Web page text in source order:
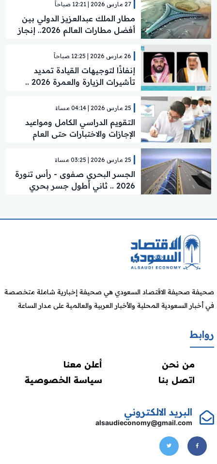
27 مارس 2026 | 12:21 صباحاً
مطار الملك عبدالعزيز الدولي بين
أفضل مطارات العالم 2026.. إنجاز
26 مارس 2026 | 12:25 صباحاً
إنفاذًا لتوجيهات القيادة تمديد
تأشيرات الزيارة والعمرة 2026 ..
25 مارس 2026 | 04:14 مساءً
التقويم الدراسي الكامل ومواعيد
الإجازات والاختبارات حتى العام
25 مارس 2026 | 03:25 مساءً
الجسر البحري صفوى - رأس تنورة
2026 .. ثاني أطول جسر بحري
صحيفة صحيفة الاقتصاد السعودي هي صحيفة إخبارية شاملة متخصصة
في أخبار السعودية المحلية والأخبار العربية والعالمية على مدار الساعة
روابط
من نحن
أعلن معنا
اتصل بنا
سياسة الخصوصية
البريد الالكتروني
alsaudieconomy@gmail.com